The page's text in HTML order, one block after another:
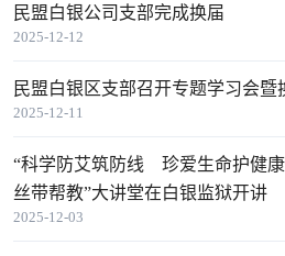
2025-12-12
民盟白银公司支部完成换届
2025-12-11
民盟白银区支部召开专题学习会暨
2025-12-03
“科学防艾筑防线 珍爱生命护健
丝带帮教”大讲堂在白银监狱开讲